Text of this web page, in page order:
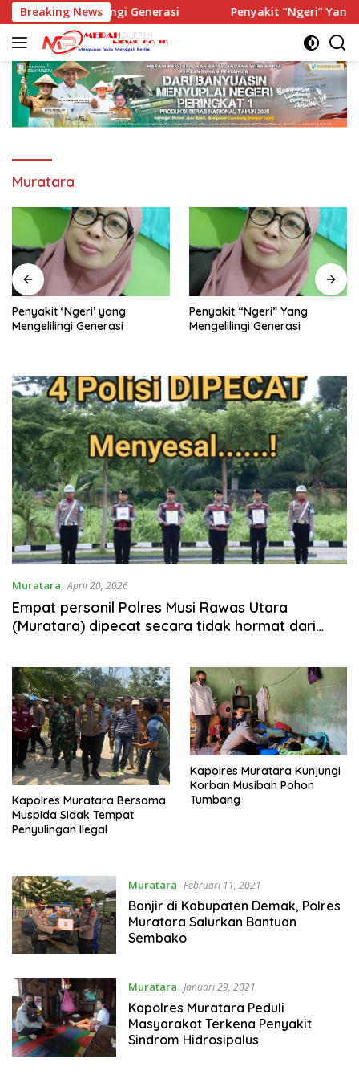
Langsung
ke
konten
Breaking News
yang Mengelilingi Generasi Penyakit “Ngeri” Yang
Muratara
Penyakit ‘Ngeri’ yang
Mengelilingi Generasi
Penyakit “Ngeri” Yang
Mengelilingi Generasi
Muratara April 20, 2026
Empat personil Polres Musi Rawas Utara
(Muratara) dipecat secara tidak hormat dari
Kapolres Muratara Bersama
Muspida Sidak Tempat
Penyulingan Ilegal
Kapolres Muratara Kunjungi
Korban Musibah Pohon
Tumbang
Muratara Februari 11, 2021
Banjir di Kabupaten Demak, Polres
Muratara Salurkan Bantuan
Sembako
Muratara Januari 29, 2021
Kapolres Muratara Peduli
Masyarakat Terkena Penyakit
Sindrom Hidrosipalus